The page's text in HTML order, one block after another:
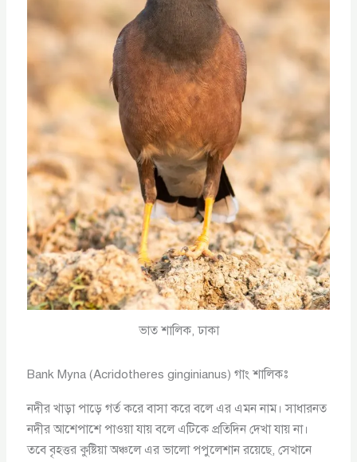
ভাত শালিক, ঢাকা
Bank Myna (Acridotheres ginginianus) গাং শালিকঃ
নদীর খাড়া পাড়ে গর্ত করে বাসা করে বলে এর এমন নাম। সাধারনত
নদীর আশেপাশে পাওয়া যায় বলে এটিকে প্রতিদিন দেখা যায় না।
তবে বৃহত্তর কুষ্টিয়া অঞ্চলে এর ভালো পপুলেশান রয়েছে, সেখানে